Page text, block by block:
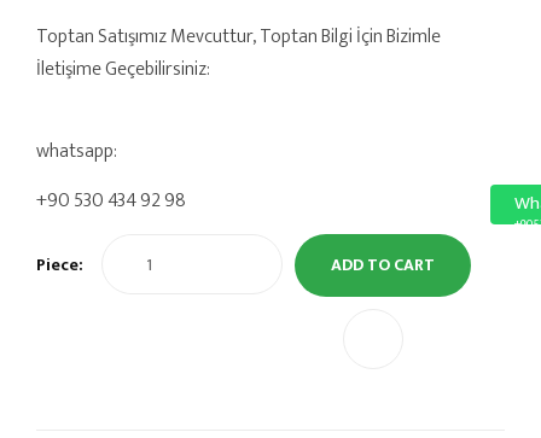
Toptan Satışımız Mevcuttur, Toptan Bilgi İçin Bizimle
İletişime Geçebilirsiniz:
whatsapp:
+90 530 434 92 98
Piece: ADD TO CART